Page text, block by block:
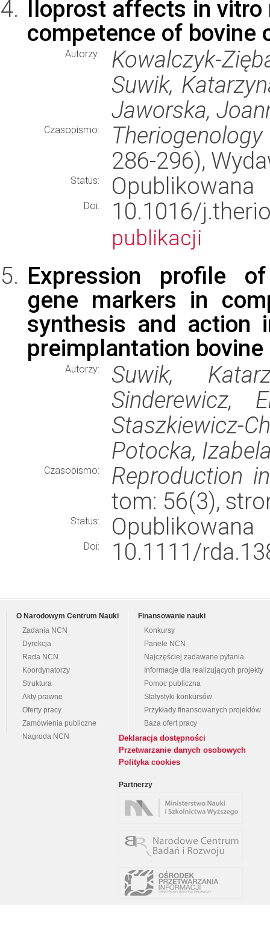
Iloprost affects in
competence of bovine
Autorzy:
Kowalczyk-
Suwik,
Jaworska,
Czasopismo: Theriogenology
286-296),
Status: Opublikowana
Doi: 10.1016/
publikacji
Expression profile
gene markers in
synthesis and action
preimplantation bovine
Autorzy:
Suwik,
Sinderewicz,
Potocka,
Czasopismo:
Reproduction
tom: 56(3),
Status: Opublikowana
Doi: 10.1111/
O Narodowym Centrum Nauki
Zadania NCN
Dyrekcja
Rada NCN
Koordynatorzy
Struktura
Akty prawne
Oferty pracy
Zamówienia publiczne
Nagroda NCN
Finansowanie nauki
Konkursy
Panele NCN
Najczęściej zadawane pytania
Informacje dla realizujących projekty
Pomoc publiczna
Statystyki konkursów
Przykłady finansowanych projektów
Baza ofert pracy
Deklaracja dostępności
Przetwarzanie danych osobowych
Polityka cookies
Partnerzy